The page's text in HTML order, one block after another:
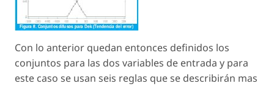
Con lo anterior quedan entonces definidos los
conjuntos para las dos variables de entrada y para
este caso se usan seis reglas que se describirán mas